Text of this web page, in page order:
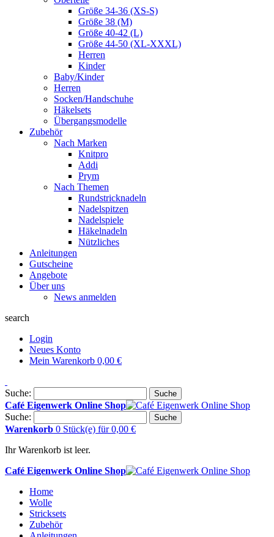
Größe 34-36 (XS-S)
Größe 38 (M)
Größe 40-42 (L)
Größe 44-50 (XL-XXXL)
Herren
Kinder
Baby/Kinder
Herren
Socken/Handschuhe
Häkelsets
Übergangsmodelle
Zubehör
Nach Marken
Knitpro
Addi
Prym
Nach Themen
Rundstricknadeln
Nadelspitzen
Nadelspiele
Häkelnadeln
Nützliches
Anleitungen
Gutscheine
Angebote
Über uns
News anmelden
search
Login
Neues Konto
Mein Warenkorb 0,00 €
Suche: Suche
Café Eigenwerk Online Shop
Suche:
Suche
Warenkorb 0 Stück(e) für 0,00 €
Ihr Warenkorb ist leer.
Café Eigenwerk Online Shop
Home
Wolle
Stricksets
Zubehör